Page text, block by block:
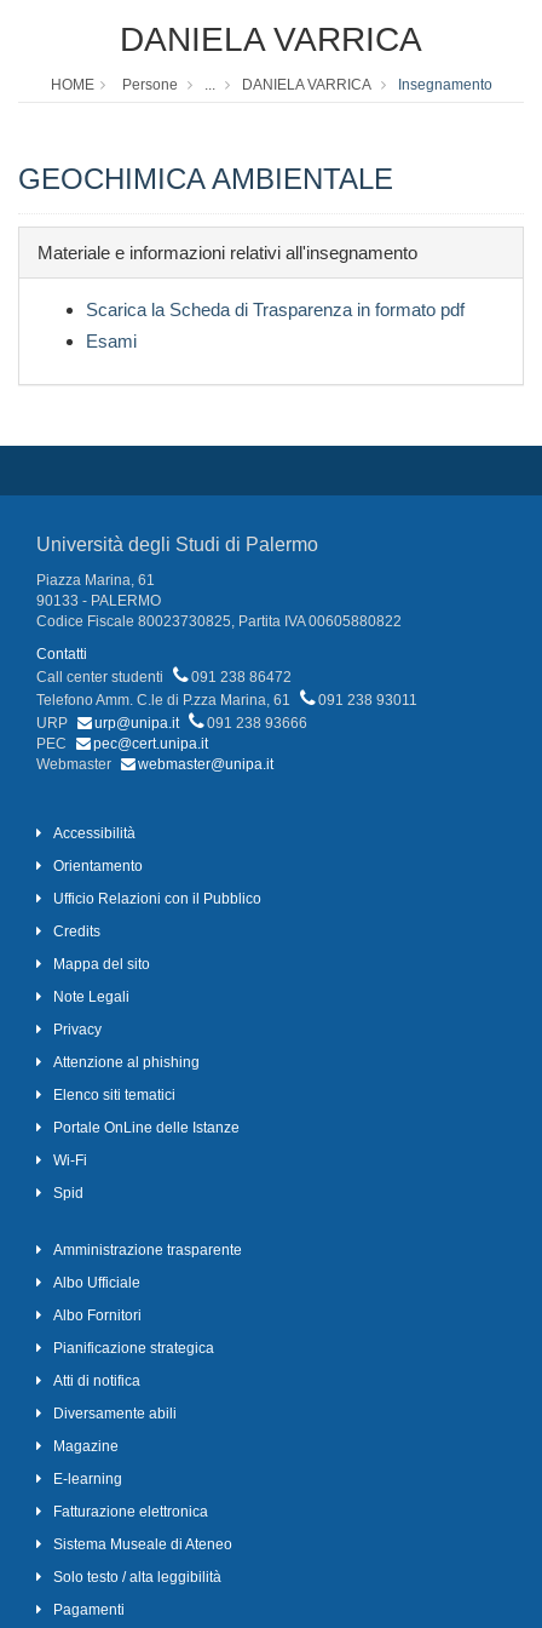
DANIELA VARRICA
HOME Persone ... DANIELA VARRICA Insegnamento
GEOCHIMICA AMBIENTALE
Materiale e informazioni relativi all'insegnamento
Scarica la Scheda di Trasparenza in formato pdf
Esami
Università degli Studi di Palermo
Piazza Marina, 61
90133 - PALERMO
Codice Fiscale 80023730825, Partita IVA 00605880822
Contatti
Call center studenti
091 238 86472
Telefono Amm. C.le di P.zza Marina, 61
091 238 93011
URP
urp@unipa.it
091 238 93666
PEC
pec@cert.unipa.it
Webmaster
webmaster@unipa.it
Accessibilità
Orientamento
Ufficio Relazioni con il Pubblico
Credits
Mappa del sito
Note Legali
Privacy
Attenzione al phishing
Elenco siti tematici
Portale OnLine delle Istanze
Wi-Fi
Spid
Amministrazione trasparente
Albo Ufficiale
Albo Fornitori
Pianificazione strategica
Atti di notifica
Diversamente abili
Magazine
E-learning
Fatturazione elettronica
Sistema Museale di Ateneo
Solo testo / alta leggibilità
Pagamenti